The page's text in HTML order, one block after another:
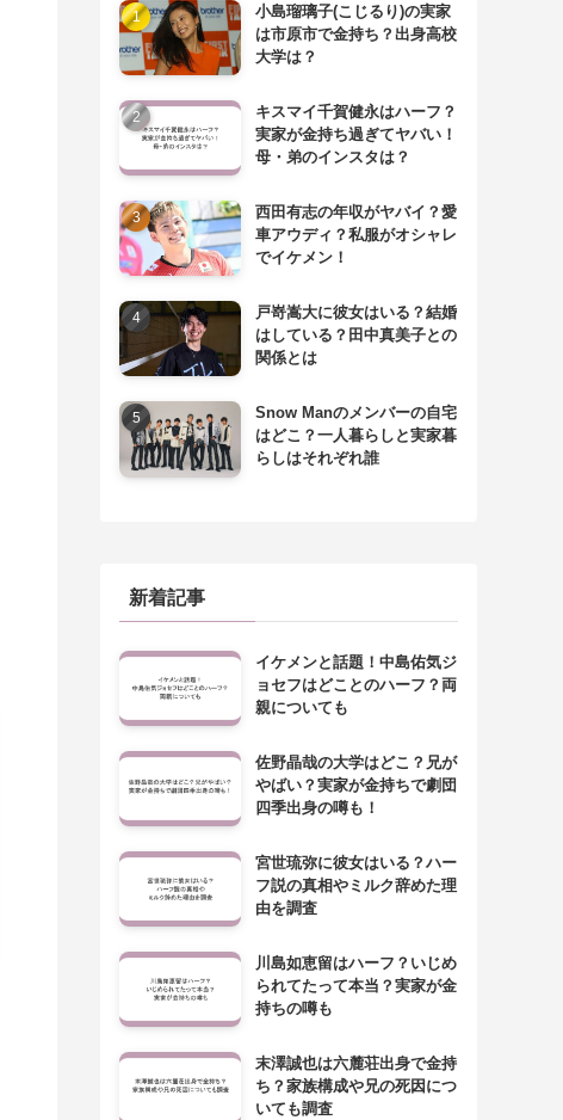
小島瑠璃子(こじるり)の実家
は市原市で金持ち？出身高校
大学は？
キスマイ千賀健永はハーフ？
実家が金持ち過ぎてヤバい！
母・弟のインスタは？
西田有志の年収がヤバイ？愛
車アウディ？私服がオシャレ
でイケメン！
戸嵜嵩大に彼女はいる？結婚
はしている？田中真美子との
関係とは
Snow Manのメンバーの自宅
はどこ？一人暮らしと実家暮
らしはそれぞれ誰
新着記事
イケメンと話題！中島佑気ジ
ョセフはどことのハーフ？両
親についても
佐野晶哉の大学はどこ？兄が
やばい？実家が金持ちで劇団
四季出身の噂も！
宮世琉弥に彼女はいる？ハー
フ説の真相やミルク辞めた理
由を調査
川島如恵留はハーフ？いじめ
られてたって本当？実家が金
持ちの噂も
末澤誠也は六麓荘出身で金持
ち？家族構成や兄の死因につ
いても調査